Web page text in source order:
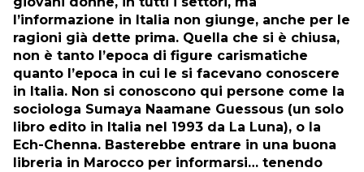
l’informazione in Italia non giunge, anche per le
ragioni già dette prima. Quella che si è chiusa,
non è tanto l’epoca di figure carismatiche
quanto l’epoca in cui le si facevano conoscere
in Italia. Non si conoscono qui persone come la
sociologa Sumaya Naamane Guessous (un solo
libro edito in Italia nel 1993 da La Luna), o la
Ech-Chenna. Basterebbe entrare in una buona
libreria in Marocco per informarsi… tenendo